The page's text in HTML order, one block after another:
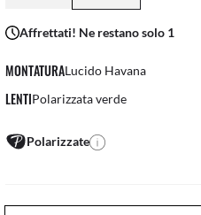
Affrettati! Ne restano solo 1
MONTATURALucido Havana
LENTIPolarizzata verde
Polarizzate